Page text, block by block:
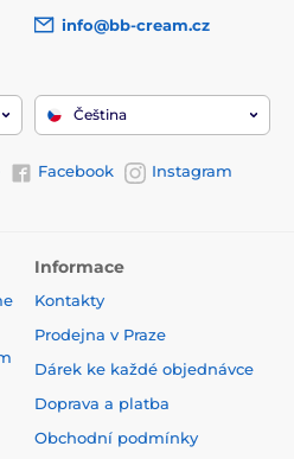
info@bb-cream.cz
Čeština
Facebook
Instagram
Informace
Kontakty
Prodejna v Praze
Dárek ke každé objednávce
Doprava a platba
Obchodní podmínky